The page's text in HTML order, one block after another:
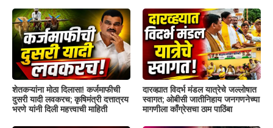
शेतकऱ्यांना मोठा दिलासा! कर्जमाफीची
दुसरी यादी लवकरच; कृषिमंत्री दत्तात्रय
भरणे यांनी दिली महत्त्वाची माहिती
दारव्ह्यात विदर्भ मंडल यात्रेचे जल्लोषात
स्वागत; ओबीसी जातीनिहाय जनगणनेच्या
मागणीला काँग्रेसचा ठाम पाठिंबा